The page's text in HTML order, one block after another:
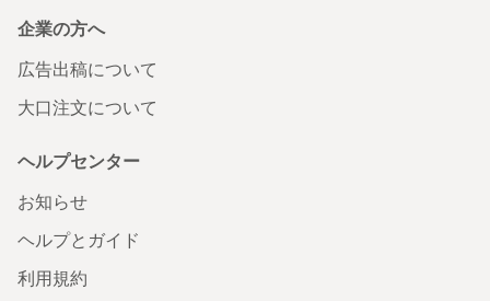
企業の方へ
広告出稿について
大口注文について
ヘルプセンター
お知らせ
ヘルプとガイド
利用規約